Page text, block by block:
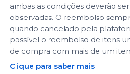
ambas as condições deverão
observadas. O reembolso
quando cancelado pela
possível o reembolso de itens
de compra com mais de um
Clique para saber mais